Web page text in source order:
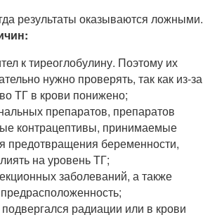
результаты оказываются ложными.
к тиреоглобулину. Поэтому их
нужно проверять, так как из-за
ТГ в крови понижено;
препаратов, препаратов
контрацептивы, принимаемые
предотвращения беременности,
на уровень ТГ;
заболеваний, а также
радиации или в крови